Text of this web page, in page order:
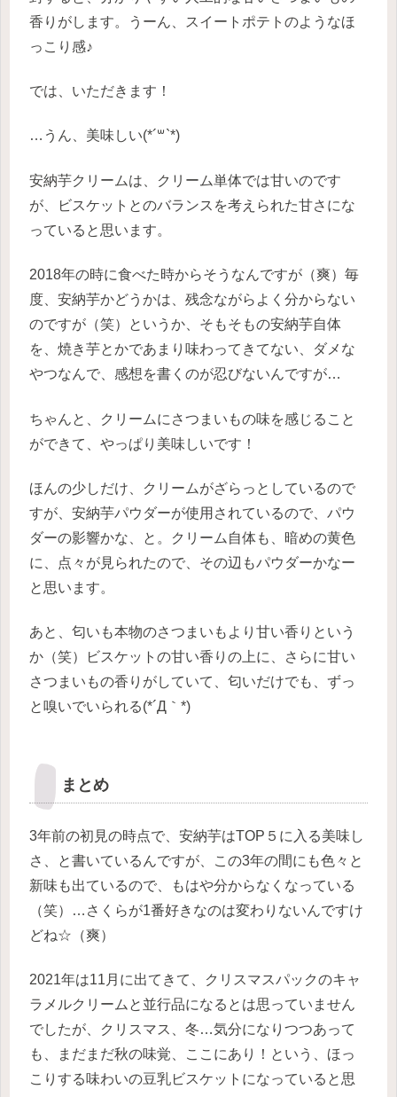
香りがします。うーん、スイートポテトのようなほ
っこり感♪
では、いただきます！
…うん、美味しい(*´꒳`*)
安納芋クリームは、クリーム単体では甘いのです
が、ビスケットとのバランスを考えられた甘さにな
っていると思います。
2018年の時に食べた時からそうなんですが（爽）毎
度、安納芋かどうかは、残念ながらよく分からない
のですが（笑）というか、そもそもの安納芋自体
を、焼き芋とかであまり味わってきてない、ダメな
やつなんで、感想を書くのが忍びないんですが…
ちゃんと、クリームにさつまいもの味を感じること
ができて、やっぱり美味しいです！
ほんの少しだけ、クリームがざらっとしているので
すが、安納芋パウダーが使用されているので、パウ
ダーの影響かな、と。クリーム自体も、暗めの黄色
に、点々が見られたので、その辺もパウダーかなー
と思います。
あと、匂いも本物のさつまいもより甘い香りという
か（笑）ビスケットの甘い香りの上に、さらに甘い
さつまいもの香りがしていて、匂いだけでも、ずっ
と嗅いでいられる(*´Д｀*)
まとめ
3年前の初見の時点で、安納芋はTOP５に入る美味し
さ、と書いているんですが、この3年の間にも色々と
新味も出ているので、もはや分からなくなっている
（笑）…さくらが1番好きなのは変わりないんですけ
どね☆（爽）
2021年は11月に出てきて、クリスマスパックのキャ
ラメルクリームと並行品になるとは思っていません
でしたが、クリスマス、冬…気分になりつつあって
も、まだまだ秋の味覚、ここにあり！という、ほっ
こりする味わいの豆乳ビスケットになっていると思